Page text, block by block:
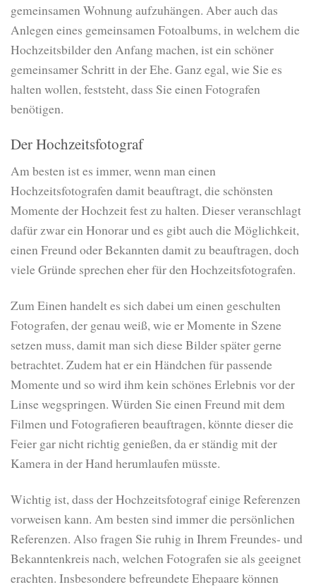
gemeinsamen Wohnung aufzuhängen. Aber auch das
Anlegen eines gemeinsamen Fotoalbums, in welchem die
Hochzeitsbilder den Anfang machen, ist ein schöner
gemeinsamer Schritt in der Ehe. Ganz egal, wie Sie es
halten wollen, feststeht, dass Sie einen Fotografen
benötigen.
Der Hochzeitsfotograf
Am besten ist es immer, wenn man einen
Hochzeitsfotografen damit beauftragt, die schönsten
Momente der Hochzeit fest zu halten. Dieser veranschlagt
dafür zwar ein Honorar und es gibt auch die Möglichkeit,
einen Freund oder Bekannten damit zu beauftragen, doch
viele Gründe sprechen eher für den Hochzeitsfotografen.
Zum Einen handelt es sich dabei um einen geschulten
Fotografen, der genau weiß, wie er Momente in Szene
setzen muss, damit man sich diese Bilder später gerne
betrachtet. Zudem hat er ein Händchen für passende
Momente und so wird ihm kein schönes Erlebnis vor der
Linse wegspringen. Würden Sie einen Freund mit dem
Filmen und Fotografieren beauftragen, könnte dieser die
Feier gar nicht richtig genießen, da er ständig mit der
Kamera in der Hand herumlaufen müsste.
Wichtig ist, dass der Hochzeitsfotograf einige Referenzen
vorweisen kann. Am besten sind immer die persönlichen
Referenzen. Also fragen Sie ruhig in Ihrem Freundes- und
Bekanntenkreis nach, welchen Fotografen sie als geeignet
erachten. Insbesondere befreundete Ehepaare können